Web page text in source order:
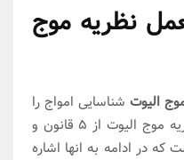
نظریه موج
الیوت شناسایی امواج را
برای یک تریدر آسان می کند. نظریه موج الیوت از 5 قانون و
در ادامه به انها اشاره